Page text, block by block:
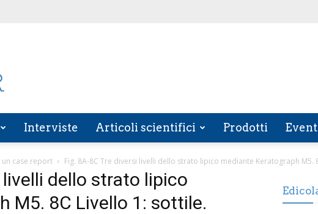
Interviste Articoli scientifici Prodotti
un case report Fig. 8A-8C Tre diversi livelli dello strato lipico mediante Keratograph M5.
livelli dello strato lipico
M5. 8C Livello 1: sottile.